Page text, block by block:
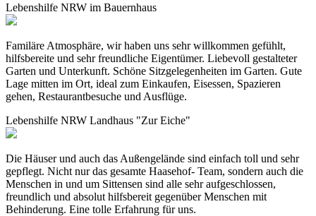
Lebenshilfe NRW im Bauernhaus
Familäre Atmosphäre, wir haben uns sehr willkommen gefühlt,
hilfsbereite und sehr freundliche Eigentümer. Liebevoll gestalteter
Garten und Unterkunft. Schöne Sitzgelegenheiten im Garten. Gute
Lage mitten im Ort, ideal zum Einkaufen, Eisessen, Spazieren
gehen, Restaurantbesuche und Ausflüge.
Lebenshilfe NRW Landhaus "Zur Eiche"
Die Häuser und auch das Außengelände sind einfach toll und sehr
gepflegt. Nicht nur das gesamte Haasehof- Team, sondern auch die
Menschen in und um Sittensen sind alle sehr aufgeschlossen,
freundlich und absolut hilfsbereit gegenüber Menschen mit
Behinderung. Eine tolle Erfahrung für uns.